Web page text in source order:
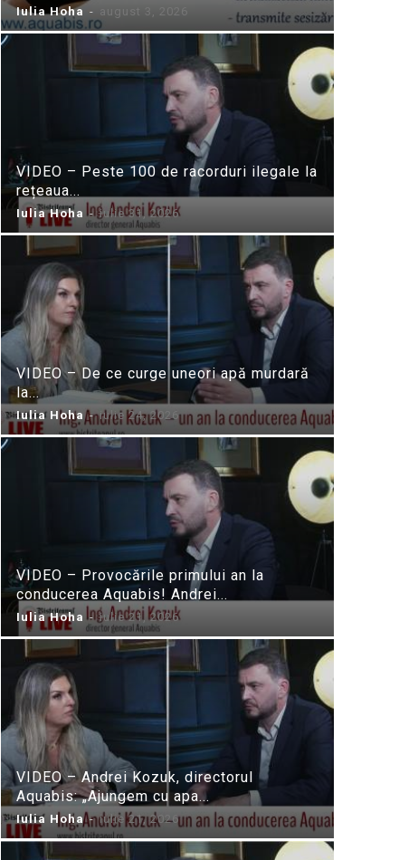
Iulia Hoha - august 3, 2026
VIDEO – Peste 100 de racorduri ilegale la
rețeaua...
Iulia Hoha - iulie 31, 2026
VIDEO – De ce curge uneori apă murdară
la...
Iulia Hoha - iulie 24, 2026
VIDEO – Provocările primului an la
conducerea Aquabis! Andrei...
Iulia Hoha - iulie 21, 2026
VIDEO – Andrei Kozuk, directorul
Aquabis: „Ajungem cu apa...
Iulia Hoha - iulie 21, 2026